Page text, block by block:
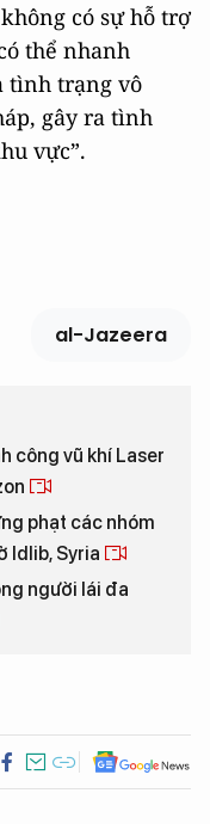
có sự hỗ trợ
thể nhanh
tình trạng vô
gây ra tình
vực”.
al-Jazeera
công vũ khí Laser
phạt các nhóm
Idlib, Syria
người lái đa